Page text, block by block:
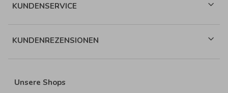
KUNDENSERVICE
KUNDENREZENSIONEN
Unsere Shops